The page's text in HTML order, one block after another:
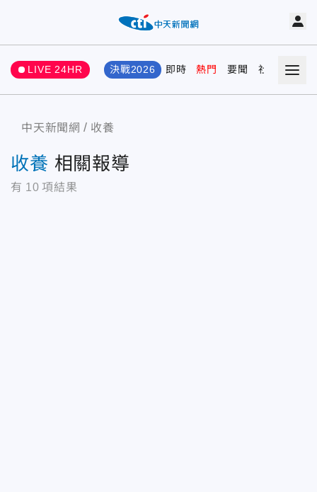
LIVE 24HR 決戰2026 即時 熱門 要聞 社會 娛樂
中天新聞網 收養
收養 相關報導
有 10 項結果